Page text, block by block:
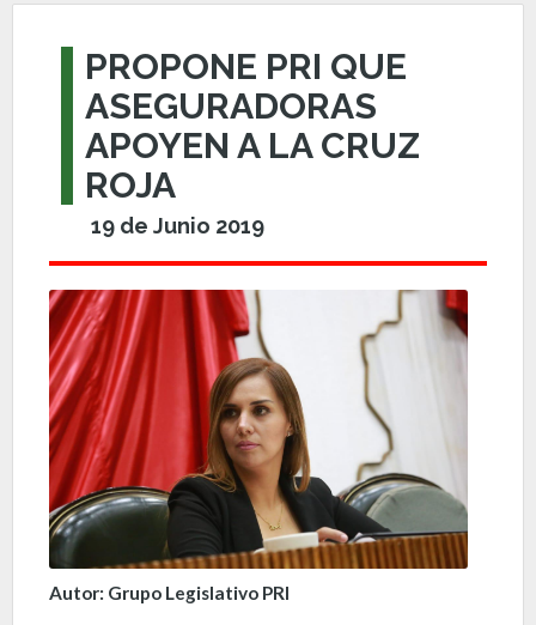
PROPONE PRI QUE
ASEGURADORAS
APOYEN A LA CRUZ
ROJA
19 de Junio 2019
Autor: Grupo Legislativo PRI